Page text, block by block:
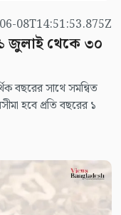
08T14:51:53.875Z
জুলাই থেকে ৩০
বছরের সাথে সমন্বিত
হবে প্রতি বছরের ১